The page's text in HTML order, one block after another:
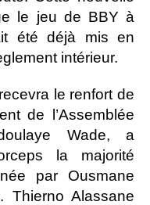
le jeu de BBY à
été déjà mis en
intérieur.
le renfort de
de l’Assemblée
Wade, a
la majorité
par Ousmane
Thierno Alassane